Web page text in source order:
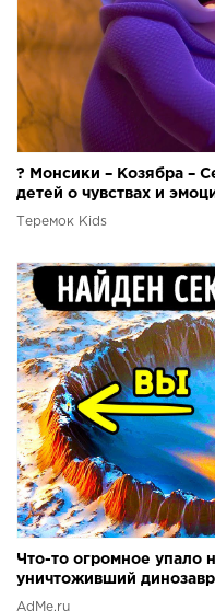
? Монсики – Козябра –
детей о чувствах и
Теремок Kids
Что-то огромное упало
уничтоживший
AdMe.ru